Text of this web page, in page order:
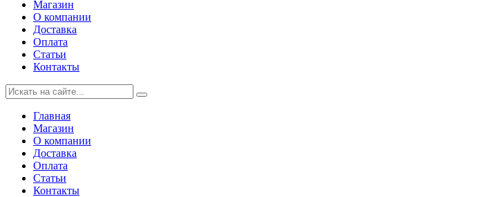
Магазин
О компании
Доставка
Оплата
Статьи
Контакты
Главная
Магазин
О компании
Доставка
Оплата
Статьи
Контакты